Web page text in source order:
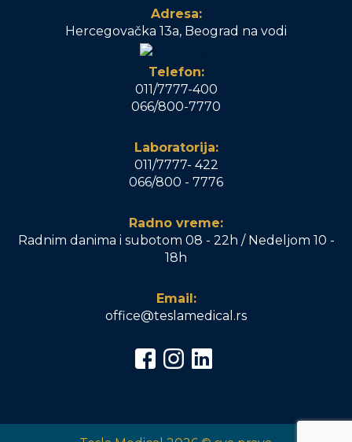
Adresa:
Hercegovačka 13a, Beograd na vodi
Telefon:
011/7777-400
066/800-7770
Laboratorija:
011/7777- 422
066/800 - 7776
Radno vreme:
Radnim danima i subotom 08 - 22h / Nedeljom 10 -
18h
Email:
office@teslamedical.rs